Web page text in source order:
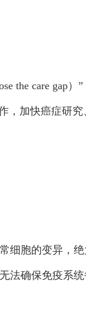
the care gap）”
，加快癌症研
细胞的变异，
法确保免疫系